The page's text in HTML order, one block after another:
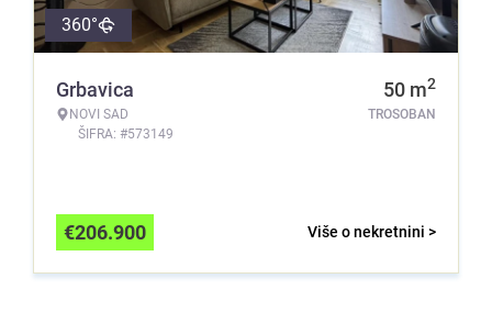
360°
Grbavica
NOVI SAD
ŠIFRA: #573149
50 m2
TROSOBAN
Više o nekretnini >
€206.900